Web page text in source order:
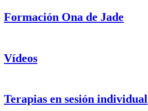
Formación Ona de Jade
Vídeos
Terapias en sesión individual